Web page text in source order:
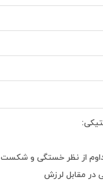
از نظر خستگی و شکست
در مقابل لرزش